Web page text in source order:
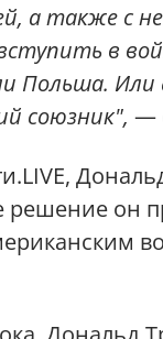
а также с
в
Польша.
союзник", —
решение он